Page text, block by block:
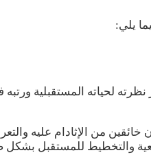
يلي:
نظرته لحياته المستقبلية
خائقين من الإثادام عليه
والتخطيط للمستقبل